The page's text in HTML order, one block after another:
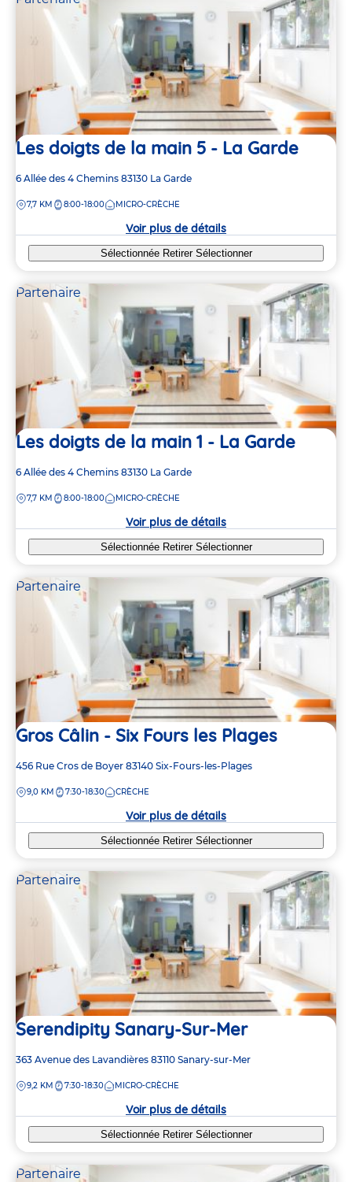
Les doigts de la main 5 - La Garde
Adresse
la
6 Allée des 4 Chemins 83130 La Garde
DISTANCE
7,7 KM 8:00-18:00 MICRO-CRÈCHE
Voir plus de détails
Sélectionnée Retirer Sélectionner
Partenaire
Les doigts de la main 1 - La Garde
Adresse
la
6 Allée des 4 Chemins 83130 La Garde
DISTANCE
7,7 KM 8:00-18:00 MICRO-CRÈCHE
Voir plus de détails
Sélectionnée Retirer Sélectionner
Partenaire
Gros Câlin - Six Fours les Plages
Adresse
la
456 Rue Cros de Boyer 83140 Six-Fours-les-Plages
DISTANCE
9,0 KM 7:30-18:30 CRÈCHE
Voir plus de détails
Sélectionnée Retirer Sélectionner
Partenaire
Serendipity Sanary-Sur-Mer
Adresse
la
363 Avenue des Lavandières 83110 Sanary-sur-Mer
DISTANCE
9,2 KM 7:30-18:30 MICRO-CRÈCHE
Voir plus de détails
Sélectionnée Retirer Sélectionner
Partenaire
2
3
2
2
3
2